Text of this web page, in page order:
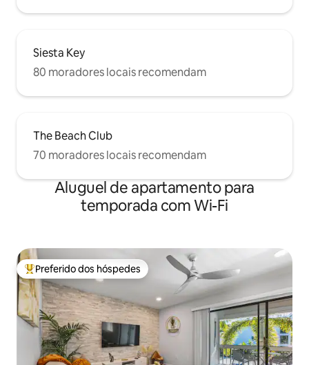
Siesta Key
80 moradores locais recomendam
The Beach Club
70 moradores locais recomendam
Aluguel de apartamento para
temporada com Wi-Fi
Entre os melhores preferidos dos hóspedes
Preferido dos hóspedes